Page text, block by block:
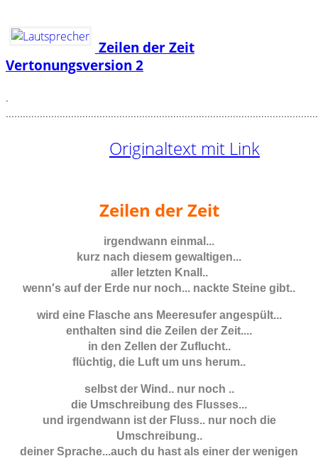
Zeilen der Zeit
Vertonungsversion 2
.
Originaltext mit Link
Zeilen der Zeit
irgendwann einmal...
kurz nach diesem gewaltigen...
aller letzten Knall..
wenn′s auf der Erde nur noch... nackte Steine gibt..
wird eine Flasche ans Meeresufer angespült...
enthalten sind die Zeilen der Zeit....
in den Zellen der Zuflucht..
flüchtig, die Luft um uns herum..
selbst der Wind.. nur noch ..
die Umschreibung des Flusses...
und irgendwann ist der Fluss.. nur noch die
Umschreibung..
deiner Sprache...auch du hast als einer der wenigen